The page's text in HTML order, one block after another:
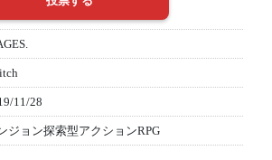
11/28
ジョン探索型アクションRPG